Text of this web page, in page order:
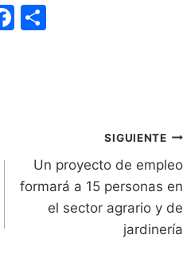
F
k
SIGUIENTE
Un proyecto de empleo
formará a 15 personas en
el sector agrario y de
jardinería